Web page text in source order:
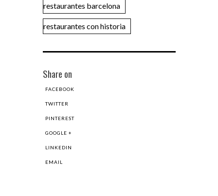
restaurantes barcelona
restaurantes con historia
Share on
FACEBOOK
TWITTER
PINTEREST
GOOGLE +
LINKEDIN
EMAIL